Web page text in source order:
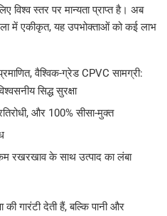
विश्व स्तर पर मान्यता प्राप्त है। अब
में एकीकृत, यह उपभोक्ताओं को कई लाभ
वैश्विक-ग्रेड CPVC सामग्री:
सिद्ध सुरक्षा
और 100% सीसा-मुक्त
रखरखाव के साथ उत्पाद का लंबा
गारंटी देती हैं, बल्कि पानी और